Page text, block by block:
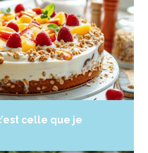
celle que je